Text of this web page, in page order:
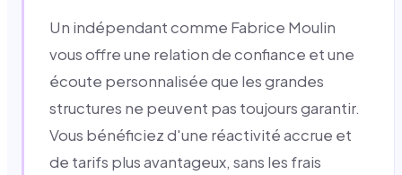
Un indépendant comme Fabrice Moulin
vous offre une relation de confiance et une
écoute personnalisée que les grandes
structures ne peuvent pas toujours garantir.
Vous bénéficiez d'une réactivité accrue et
de tarifs plus avantageux, sans les frais